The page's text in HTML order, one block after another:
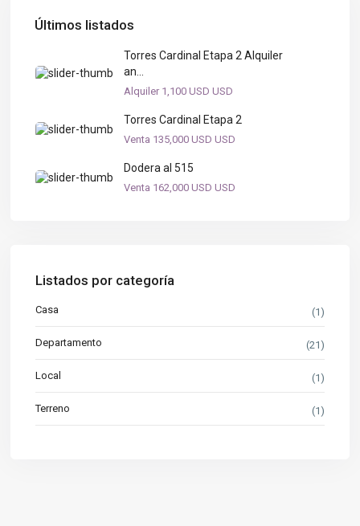
Últimos listados
Torres Cardinal Etapa 2 Alquiler
an...
Alquiler 1,100 USD USD
Torres Cardinal Etapa 2
Venta 135,000 USD USD
Dodera al 515
Venta 162,000 USD USD
Listados por categoría
Casa (1)
Departamento (21)
Local (1)
Terreno (1)